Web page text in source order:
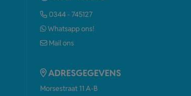
0344 - 745127
Whatsapp ons!
Mail ons
ADRESGEGEVENS
Morsestraat 11 A-B